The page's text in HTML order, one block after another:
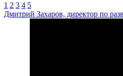
1 2 3 4 5
Дмитрий Захаров, директор по